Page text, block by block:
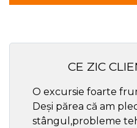
CE ZIC
O excursie foarte
Deși părea că am
stângul,probleme